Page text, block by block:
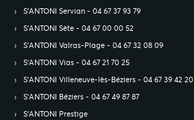
S’ANTONI Servian - 04 67 37 93 79
S’ANTONI Sète - 04 67 00 00 52
S’ANTONI Valras-Plage - 04 67 32 08 09
S’ANTONI Vias - 04 67 21 70 25
S’ANTONI Villeneuve-lès-Béziers - 04 67 39 42 20
S’ANTONI Béziers - 04 67 49 87 87
S’ANTONI Prestige